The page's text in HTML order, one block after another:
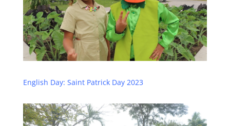
English Day: Saint Patrick Day 2023